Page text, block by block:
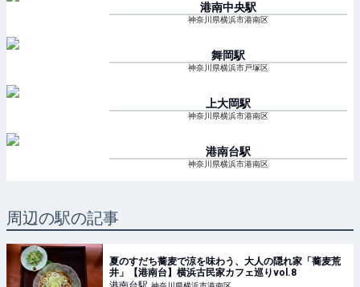
港南中央駅
神奈川県横浜市港南区
舞岡駅
神奈川県横浜市戸塚区
上大岡駅
神奈川県横浜市港南区
港南台駅
神奈川県横浜市港南区
周辺の駅の記事
夏のすだち蕎麦で涼を味わう、大人の隠れ家「蕎麦荒
井」【港南台】横浜古民家カフェ巡りvol.8